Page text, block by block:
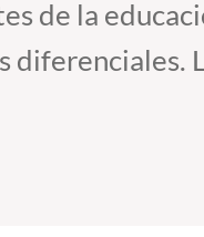
de la
diferenciales.